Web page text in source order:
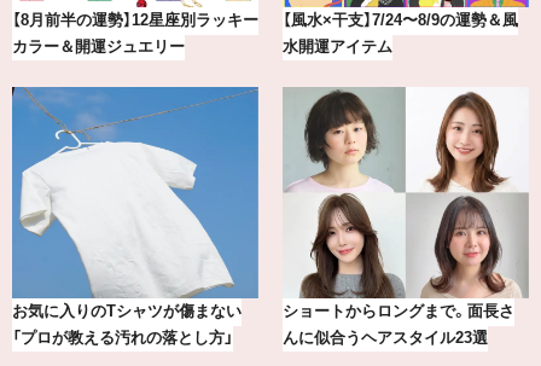
【涼しい通勤ワイドパンツ】“楽して
きちんとパンツ”が夏の味方
20年の研究が生んだ、『TSUBAKI』
の圧倒的な艶力【エデ…
【最新版】20代、30代読者が選んだ
理想の結婚指輪10選
【BAILA×OMO】ウオズミアミ描き
下ろし！金沢の旅リスト